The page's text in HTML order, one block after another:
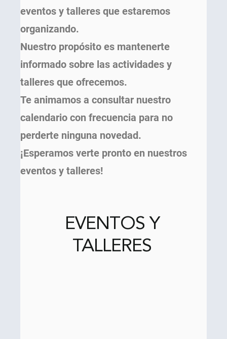
EVENTOS Y
TALLERES
eventos y talleres que estaremos
organizando.
Nuestro propósito es mantenerte
informado sobre las actividades y
talleres que ofrecemos.
Te animamos a consultar nuestro
calendario con frecuencia para no
perderte ninguna novedad.
¡Esperamos verte pronto en nuestros
eventos y talleres!